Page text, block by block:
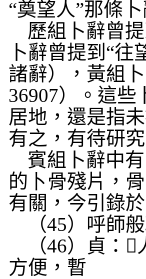
“奠望人”那條
歷組卜辭曾
卜辭曾提到“往
諸辭），黃組
36907）。這些
居地，還是指
有之，有待研究
賓組卜辭中
的 卜骨殘片，
有關，今引錄於
（45）呼師
（46）貞： 𡵂
方便，暫